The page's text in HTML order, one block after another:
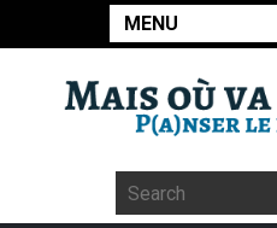
MENU